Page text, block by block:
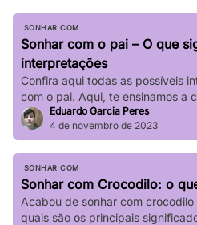
prevendo para seu signo no dia
SONHAR COM
Sonhar com o pai – O que
interpretações
Confira aqui todas as possíveis
com o pai. Aqui, te ensinamos a
seu sonho!Eduardo Garcia Peres
4 de novembro de 2023
SONHAR COM
Sonhar com Crocodilo: o
Acabou de sonhar com
quais são os principais